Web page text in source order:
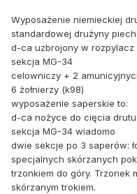
Wyposażenie niemieckiej
standardowej drużyny
d-ca uzbrojony w rozpylacz
sekcja MG-34
celowniczy + 2
6 żołnierzy (k98)
wyposażenie saperskie to:
d-ca nożyce do cięcia drutu
sekcja MG-34 wiadomo
dwie sekcje po 3 saperów:
specjalnych skórzanych
trzonkiem do góry. Trzonek
skórzanym trokiem.